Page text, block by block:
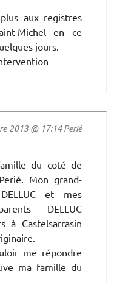
aux registres
Michel en ce
jours.
2013 @ 17:14 Perié
du coté de
Mon grand-
et mes
DELLUC
à Castelsarrasin
me répondre
ma famille du